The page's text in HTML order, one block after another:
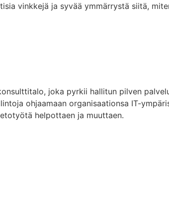
vinkkejä ja syvää ymmärrystä siitä,
joka pyrkii hallitun pilven
ohjaamaan organisaationsa IT-
helpottaen ja muuttaen.